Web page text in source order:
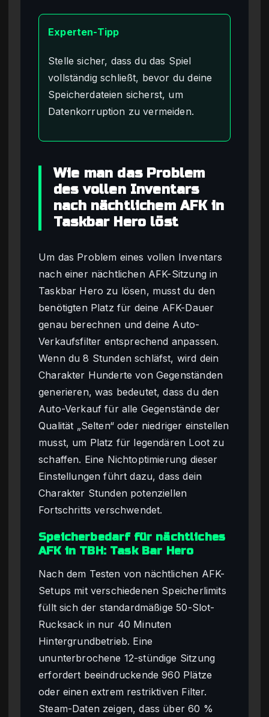
Experten-Tipp
Stelle sicher, dass du das Spiel
vollständig schließt, bevor du deine
Speicherdateien sicherst, um
Datenkorruption zu vermeiden.
Wie man das Problem
des vollen Inventars
nach nächtlichem AFK in
Taskbar Hero löst
Um das Problem eines vollen Inventars
nach einer nächtlichen AFK-Sitzung in
Taskbar Hero zu lösen, musst du den
benötigten Platz für deine AFK-Dauer
genau berechnen und deine Auto-
Verkaufsfilter entsprechend anpassen.
Wenn du 8 Stunden schläfst, wird dein
Charakter Hunderte von Gegenständen
generieren, was bedeutet, dass du den
Auto-Verkauf für alle Gegenstände der
Qualität „Selten“ oder niedriger einstellen
musst, um Platz für legendären Loot zu
schaffen. Eine Nichtoptimierung dieser
Einstellungen führt dazu, dass dein
Charakter Stunden potenziellen
Fortschritts verschwendet.
Speicherbedarf für nächtliches
AFK in TBH: Task Bar Hero
Nach dem Testen von nächtlichen AFK-
Setups mit verschiedenen Speicherlimits
füllt sich der standardmäßige 50-Slot-
Rucksack in nur 40 Minuten
Hintergrundbetrieb. Eine
ununterbrochene 12-stündige Sitzung
erfordert beeindruckende 960 Plätze
oder einen extrem restriktiven Filter.
Steam-Daten zeigen, dass über 60 %